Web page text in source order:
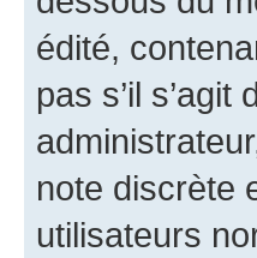
édité,
pas s’il
note discrète
utilisateurs